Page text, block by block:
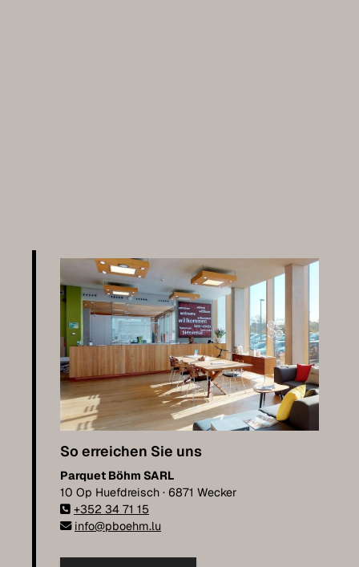
So erreichen Sie uns
Parquet Böhm SARL
10 Op Huefdreisch · 6871 Wecker
+352 34 71 15
info@pboehm.lu